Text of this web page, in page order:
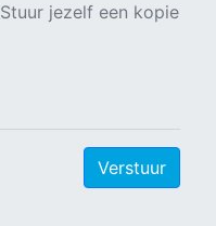
Stuur jezelf een kopie
Verstuur